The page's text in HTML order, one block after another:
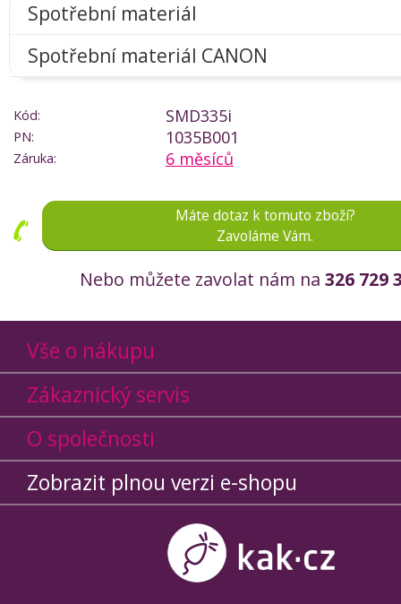
Spotřební materiál
Spotřební materiál CANON
Kód: SMD335i
PN: 1035B001
Záruka: 6 měsíců
Máte dotaz k tomuto zboží?
Zavoláme Vám.
Nebo můžete zavolat nám na 326 729
Vše o nákupu
Zákaznický servis
O společnosti
Zobrazit plnou verzi e-shopu